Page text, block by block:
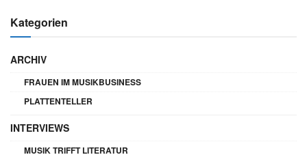
Kategorien
ARCHIV
FRAUEN IM MUSIKBUSINESS
PLATTENTELLER
INTERVIEWS
MUSIK TRIFFT LITERATUR